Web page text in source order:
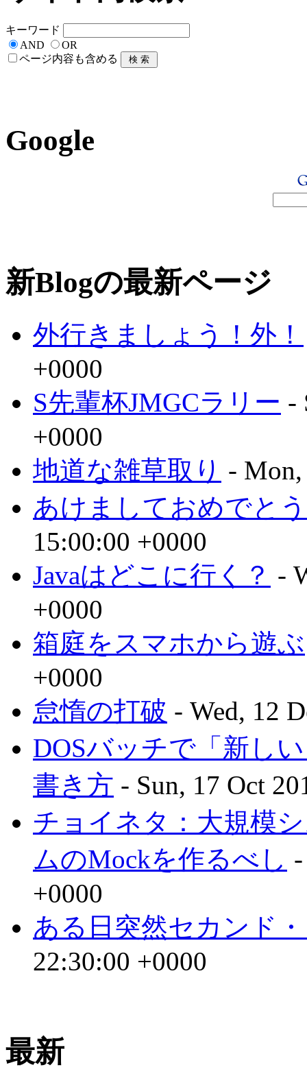
キーワード
AND
OR
ページ内容も含める
Google
新Blogの最新ページ
外行きましょう！外！
+0000
S先輩杯JMGCラリー -
+0000
地道な雑草取り -
あけましておめでと
15:00:00 +0000
Javaはどこに行く？ -
+0000
箱庭をスマホから遊ぶ
+0000
怠惰の打破 - Wed, 12
DOSバッチで「新し
書き方 - Sun, 17 Oct
チョイネタ：大規模
ムのMockを作るべし
+0000
ある日突然セカンド
22:30:00 +0000
最新